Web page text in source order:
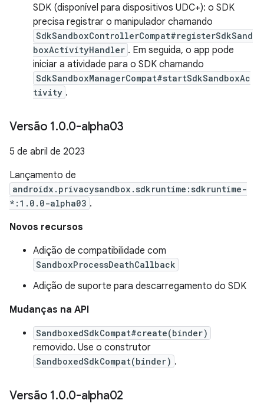
SDK (disponível para dispositivos UDC+): o SDK
precisa registrar o manipulador chamando
SdkSandboxControllerCompat#registerSdkSand
boxActivityHandler . Em seguida, o app pode
iniciar a atividade para o SDK chamando
SdkSandboxManagerCompat#startSdkSandboxAc
tivity .
Versão 1.0.0-alpha03
5 de abril de 2023
Lançamento de
androidx.privacysandbox.sdkruntime:sdkruntime-
*:1.0.0-alpha03 .
Novos recursos
Adição de compatibilidade com
SandboxProcessDeathCallback
Adição de suporte para descarregamento do SDK
Mudanças na API
SandboxedSdkCompat#create(binder)
removido. Use o construtor
SandboxedSdkCompat(binder) .
Versão 1.0.0-alpha02